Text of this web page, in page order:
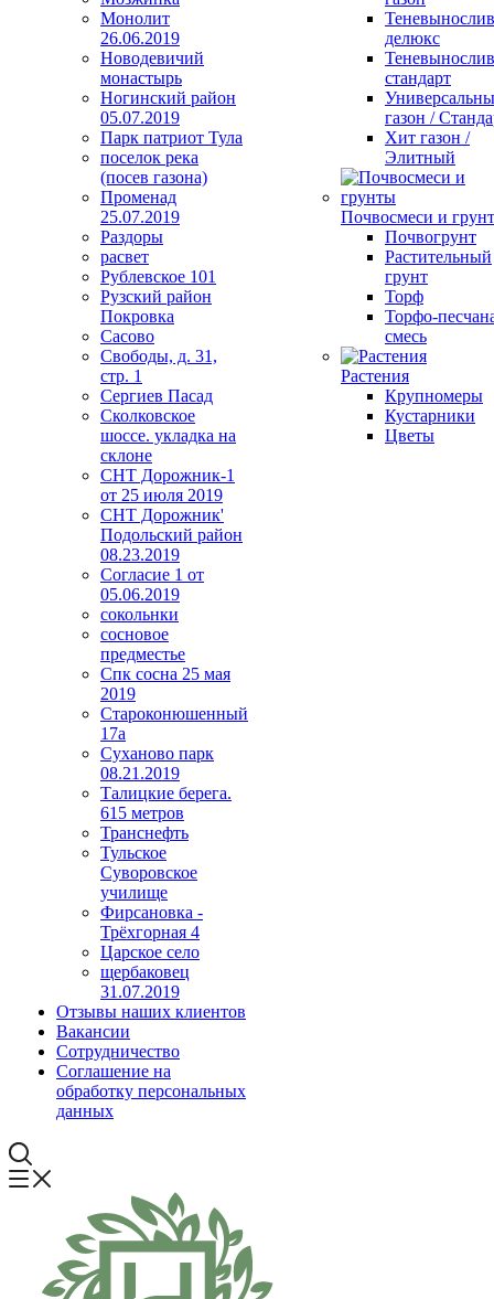
Монолит
26.06.2019
Новодевичий
монастырь
Ногинский район
05.07.2019
Парк патриот Тула
поселок река
(посев газона)
Променад
25.07.2019
Раздоры
расвет
Рублевское 101
Рузский район
Покровка
Сасово
Свободы, д. 31,
стр. 1
Сергиев Пасад
Сколковское
шоссе. укладка на
склоне
СНТ Дорожник-1
от 25 июля 2019
СНТ Дорожник'
Подольский район
08.23.2019
Согласие 1 от
05.06.2019
сокольнки
сосновое
предместье
Спк сосна 25 мая
2019
Староконюшенный
17а
Суханово парк
08.21.2019
Талицкие берега.
615 метров
Транснефть
Тульское
Суворовское
училище
Фирсановка -
Трёхгорная 4
Царское село
щербаковец
31.07.2019
Отзывы наших клиентов
Вакансии
Сотрудничество
Соглашение на
обработку персональных
данных
делюкс
стандарт
газон /
Хит газон /
Элитный
Почвосмеси и
Почвогрунт
Растительный
грунт
Торф
Торфо-
смесь
Растения
Крупномеры
Кустарники
Цветы